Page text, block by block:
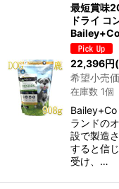
最短賞味
ドライ コ
22,396円
希望小売
在庫数 1個
ランドの
設で製造
すると信
受け、…